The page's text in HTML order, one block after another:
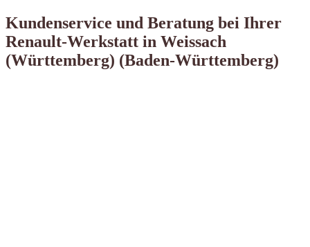
Kundenservice und Beratung bei Ihrer
Renault-Werkstatt in Weissach
(Württemberg) (Baden-Württemberg)